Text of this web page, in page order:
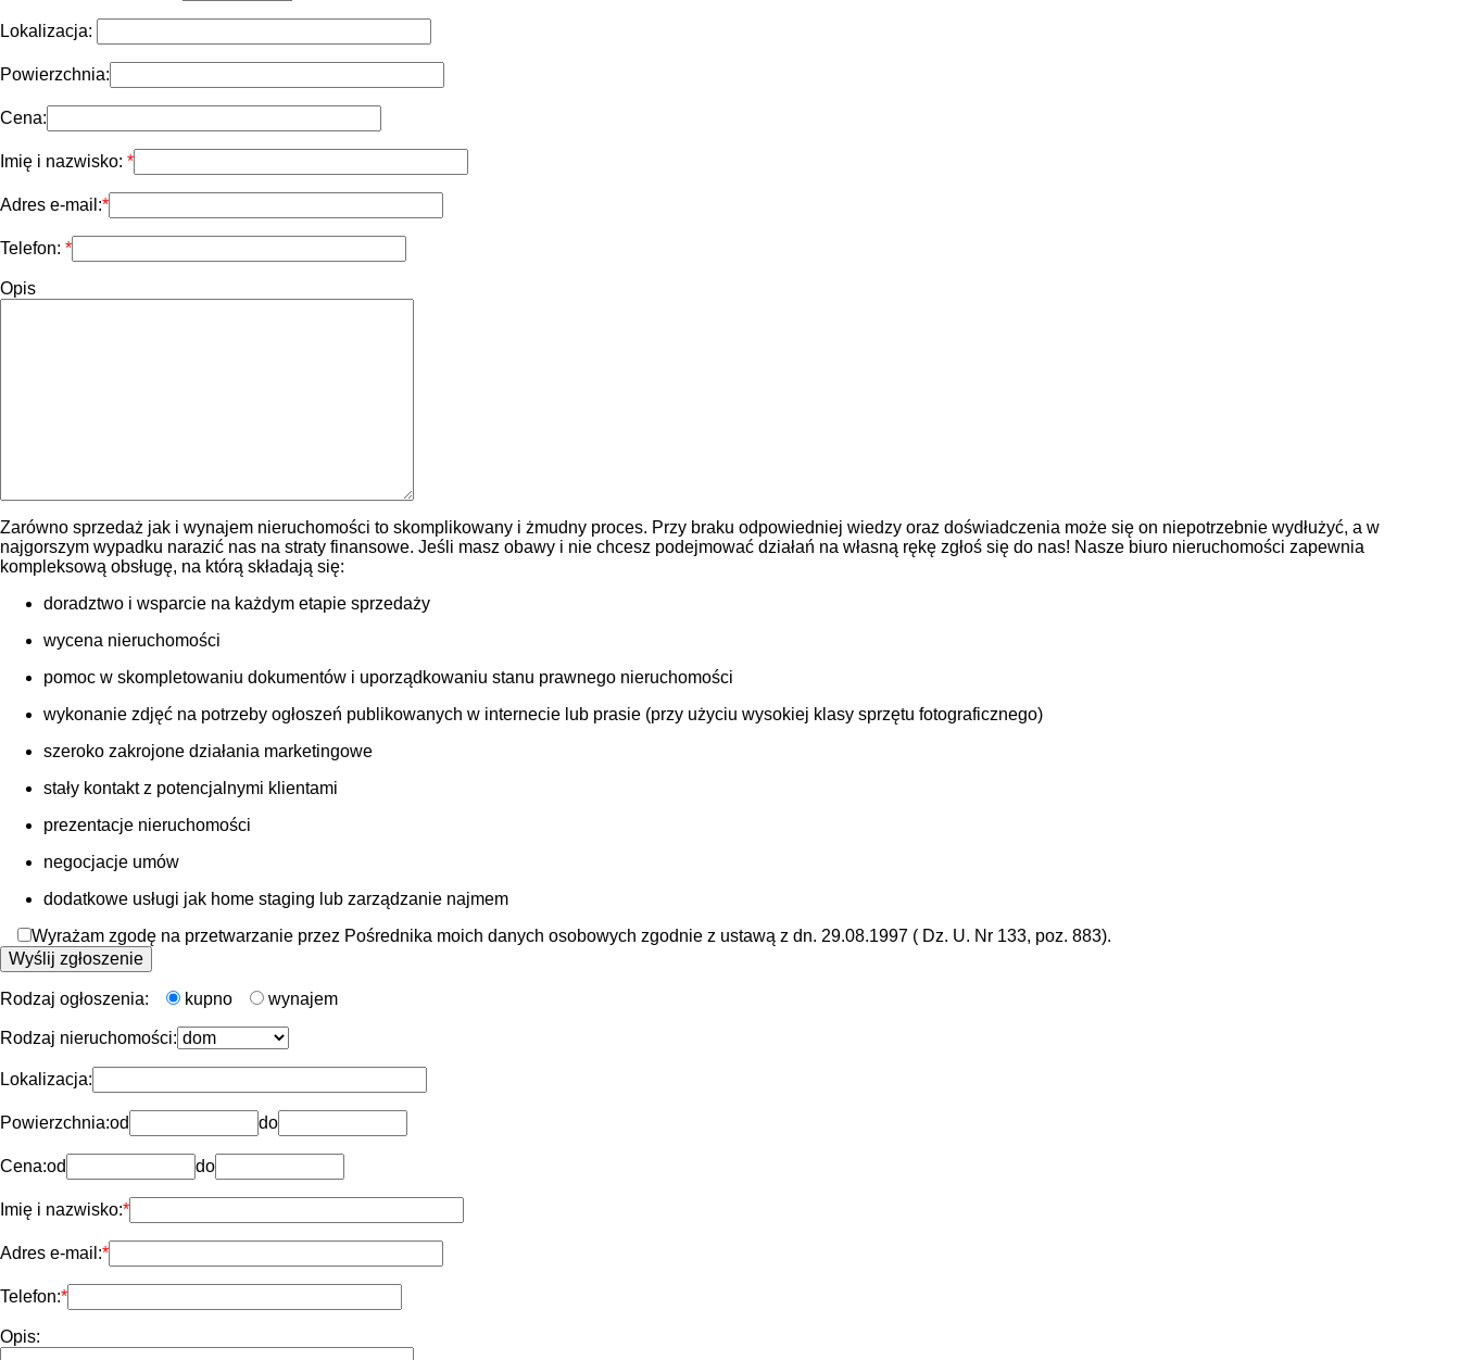
Lokalizacja:
Powierzchnia:
Cena:
Imię i nazwisko:
Adres e-mail:
Telefon:
Opis
Zarówno sprzedaż jak i wynajem nieruchomości to skomplikowany i żmudny proces. Przy braku odpowiedniej wiedzy oraz doświadczenia może się on niepotrzebnie wydłużyć, a w
najgorszym wypadku narazić nas na straty finansowe. Jeśli masz obawy i nie chcesz podejmować działań na własną rękę zgłoś się do nas! Nasze biuro nieruchomości zapewnia
kompleksową obsługę, na którą składają się:
doradztwo i wsparcie na każdym etapie sprzedaży
wycena nieruchomości
pomoc w skompletowaniu dokumentów i uporządkowaniu stanu prawnego nieruchomości
wykonanie zdjęć na potrzeby ogłoszeń publikowanych w internecie lub prasie (przy użyciu wysokiej klasy sprzętu fotograficznego)
szeroko zakrojone działania marketingowe
stały kontakt z potencjalnymi klientami
prezentacje nieruchomości
negocjacje umów
dodatkowe usługi jak home staging lub zarządzanie najmem
Wyrażam zgodę na przetwarzanie przez Pośrednika moich danych osobowych zgodnie z ustawą z dn. 29.08.1997 ( Dz. U. Nr 133, poz. 883).
Rodzaj ogłoszenia: kupno wynajem
Rodzaj nieruchomości:
Lokalizacja:
Powierzchnia:od do
Cena:od do
Imię i nazwisko:
Adres e-mail:
Telefon:
Opis: